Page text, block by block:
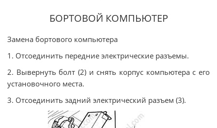
БОРТОВОЙ КОМПЬЮТЕР
Замена бортового компьютера
1. Отсоединить передние электрические разъемы.
2. Вывернуть болт (2) и снять корпус компьютера с его
установочного места.
3. Отсоединить задний электрический разъем (3).